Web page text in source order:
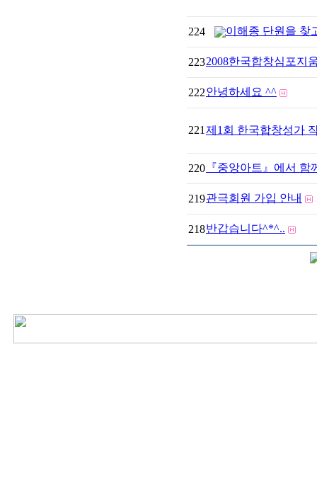
224 이해종 단원을 찾
2232008한국합창심포지
222안녕하세요 ^^
221 제1회 한국합창성가
220 『중앙아트』에서
219관극회원 가입 안내
218반갑습니다^*^..